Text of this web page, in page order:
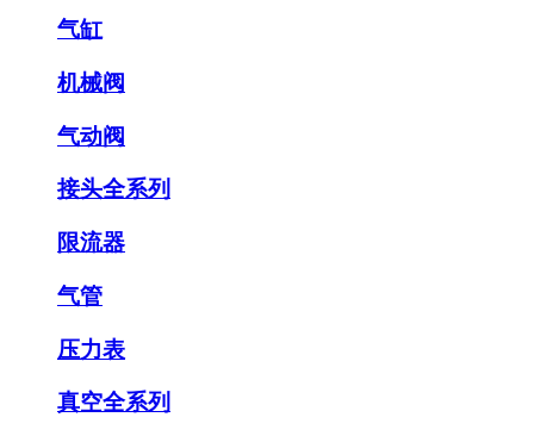
气缸
机械阀
气动阀
接头全系列
限流器
气管
压力表
真空全系列